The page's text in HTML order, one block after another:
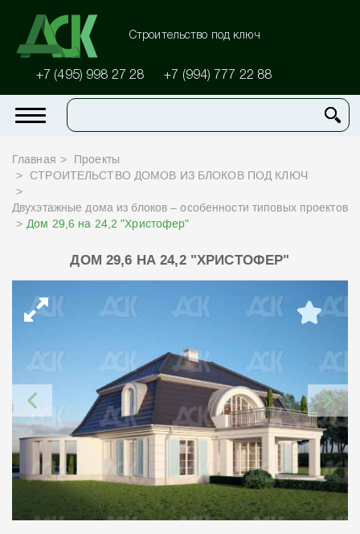
Строительство под ключ
+7 (495) 998 27 28 +7 (994) 777 22 88
Главная
Проекты
СТРОИТЕЛЬСТВО ДОМОВ ИЗ БЛОКОВ ПОД КЛЮЧ
Двухэтажные дома из блоков – особенности типовых проектов
Дом 29,6 на 24,2 "Христофер"
ДОМ 29,6 НА 24,2 "ХРИСТОФЕР"